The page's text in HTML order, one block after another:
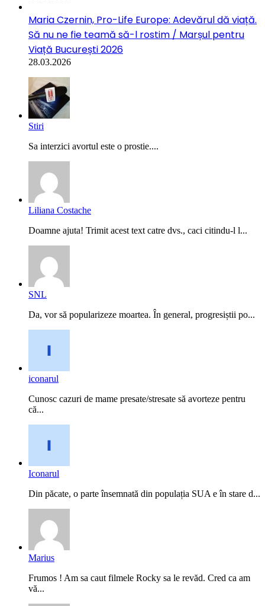
Maria Czernin, Pro-Life Europe: Adevărul dă viață.
Să nu ne fie teamă să-l rostim / Marșul pentru
Viață București 2026
28.03.2026
Stiri
Sa interzici avortul este o prostie....
Liliana Costache
Doamne ajuta! Trimit acest text catre dvs., caci citindu-l l...
SNL
Da, vor să popularizeze moartea. În general, progresiștii po...
iconarul
Cunosc cazuri de mame presate/stresate să avorteze pentru
că...
Iconarul
Din păcate, o parte însemnată din populația SUA e în stare d...
Marius
Frumos ! Am sa caut filmele Rocky sa le revăd. Cred ca am
vă...